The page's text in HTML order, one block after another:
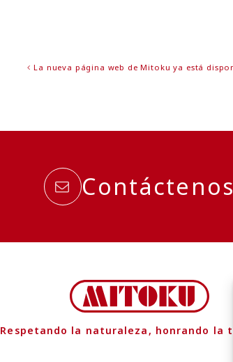
La nueva página web de Mitoku ya está
Contáctenos
Respetando la naturaleza, honrando la